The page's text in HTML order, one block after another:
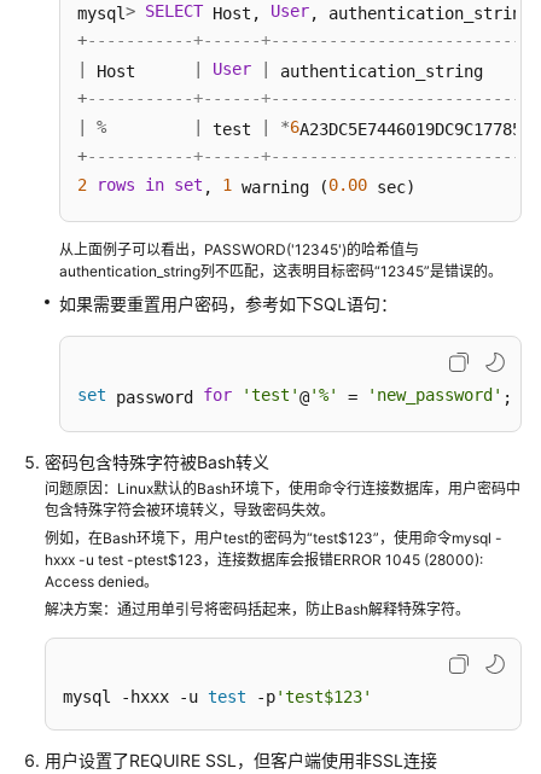
用
户
指
（阿
比
区
域）
API
参
扎
比
区
mysql> SELECT Host, User, authentication_string,
+-----------+------
Host User
+-----------+------
% test *6
+-----------+------
2
rows in set , 1 warning (0.00 sec)
从上面例子可以看出，PASSWORD('12345')的哈希值与
authentication_string列不匹配，这表明目标密码“12345”是错误的。
如果需要重置用户密码，参考如下SQL语句：
set password for 'test'@'%' = 'new_password' ;
密码包含特殊字符被Bash转义
问题原因：Linux默认的Bash环境下，使用命令行连接数据库，用户密码中
包含特殊字符会被环境转义，导致密码失效。
例如，在Bash环境下，用户test的密码为“test$123”，使用命令mysql -
hxxx -u test -ptest$123，连接数据库会报错ERROR 1045 (28000):
Access denied。
解决方案：通过用单引号将密码括起来，防止Bash解释特殊字符。
mysql -hxxx -u test -p'test$123'
用户设置了REQUIRE SSL，但客户端使用非SSL连接